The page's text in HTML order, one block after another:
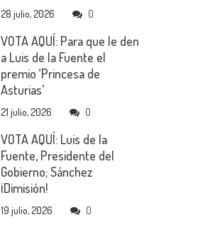
28 julio, 2026 0
VOTA AQUÍ: Para que le den
a Luis de la Fuente el
premio ‘Princesa de
Asturias’
21 julio, 2026 0
VOTA AQUÍ: Luis de la
Fuente, Presidente del
Gobierno; Sánchez
¡Dimisión!
19 julio, 2026 0